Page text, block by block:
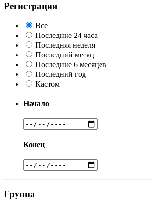
Регистрация
Все
Последние 24 часа
Последняя неделя
Последний месяц
Последние 6 месяцев
Последний год
Кастом
Начало
Конец
Группа